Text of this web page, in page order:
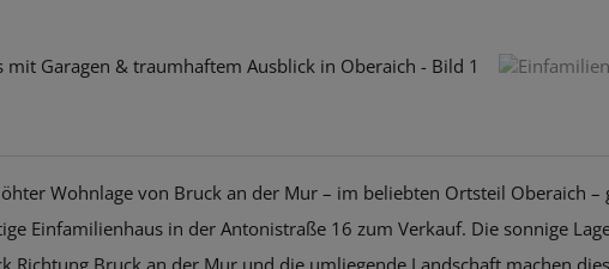
Wohnlage von Bruck an der Mur – im beliebten Ortsteil Oberaich –
Einfamilienhaus in der Antonistraße 16 zum Verkauf. Die sonnige
Richtung Bruck an der Mur und die umliegende Landschaft machen